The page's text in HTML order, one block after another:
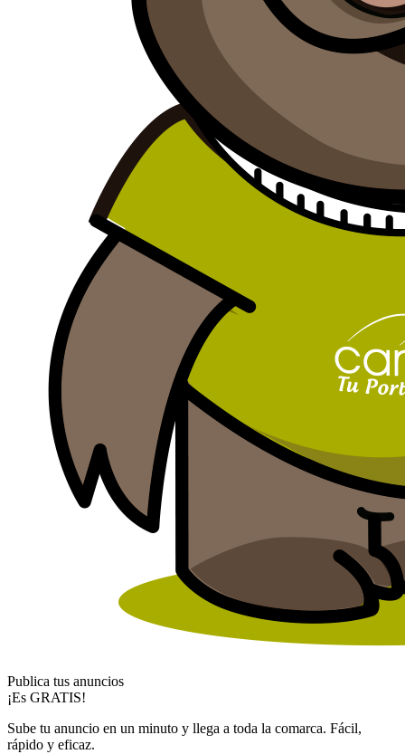
Publica tus anuncios
¡Es GRATIS!
Sube tu anuncio en un minuto y llega a toda la comarca. Fácil,
rápido y eficaz.